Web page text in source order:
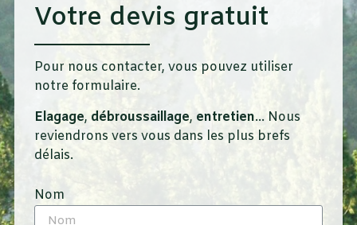
Votre devis gratuit
Pour nous contacter, vous pouvez utiliser
notre formulaire.
Elagage, débroussaillage, entretien… Nous
reviendrons vers vous dans les plus brefs
délais.
Nom